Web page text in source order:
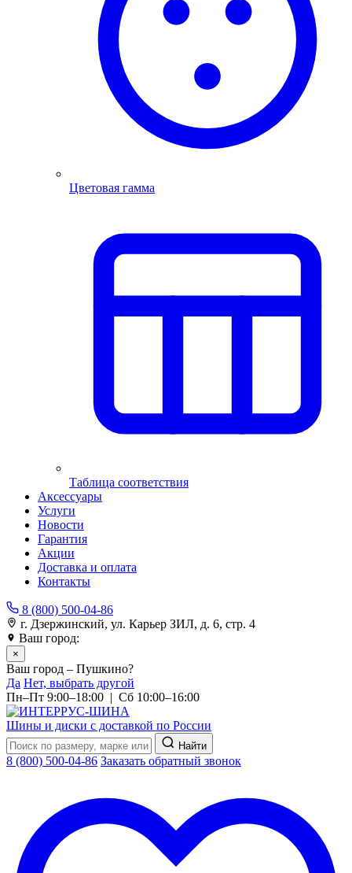
Цветовая гамма
Таблица соответствия
Аксессуары
Услуги
Новости
Гарантия
Акции
Доставка и оплата
Контакты
8 (800) 500-04-86
г. Дзержинский, ул. Карьер ЗИЛ, д. 6, стр. 4
Ваш город:
×
Ваш город – Пушкино?
Да Нет, выбрать другой
Пн–Пт 9:00–18:00 | Сб 10:00–16:00
Шины и диски с доставкой по России
Найти
8 (800) 500-04-86 Заказать обратный звонок